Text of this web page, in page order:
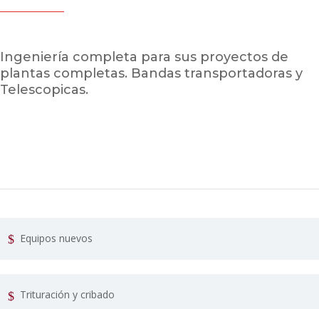
Ingeniería completa para sus proyectos de
plantas completas. Bandas transportadoras y
Telescopicas.
Equipos nuevos
Trituración y cribado